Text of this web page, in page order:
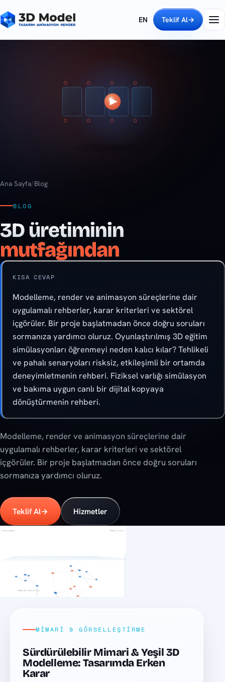
EN Teklif Al→
Ana Sayfa/Blog
BLOG
3D üretiminin
mutfağından
KISA CEVAP
Modelleme, render ve animasyon süreçlerine dair
uygulamalı rehberler, karar kriterleri ve sektörel
içgörüler. Bir proje başlatmadan önce doğru soruları
sormanıza yardımcı oluruz. Oyunlaştırılmış 3D eğitim
simülasyonları öğrenmeyi neden kalıcı kılar? Tehlikeli
ve pahalı senaryoları risksiz, etkileşimli bir ortamda
deneyimletmenin rehberi. Fiziksel varlığı simülasyon
ve bakıma uygun canlı bir dijital kopyaya
dönüştürmenin rehberi.
Modelleme, render ve animasyon süreçlerine dair
uygulamalı rehberler, karar kriterleri ve sektörel
içgörüler. Bir proje başlatmadan önce doğru soruları
sormanıza yardımcı oluruz.
Teklif Al→ Hizmetler
MIMARI & GÖRSELLEŞTIRME
Sürdürülebilir Mimari & Yeşil 3D
Modelleme: Tasarımda Erken
Karar